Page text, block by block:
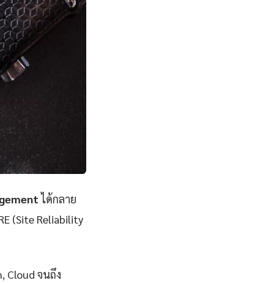
ได้กลาย
(Site Reliability
Cloud จนถึง